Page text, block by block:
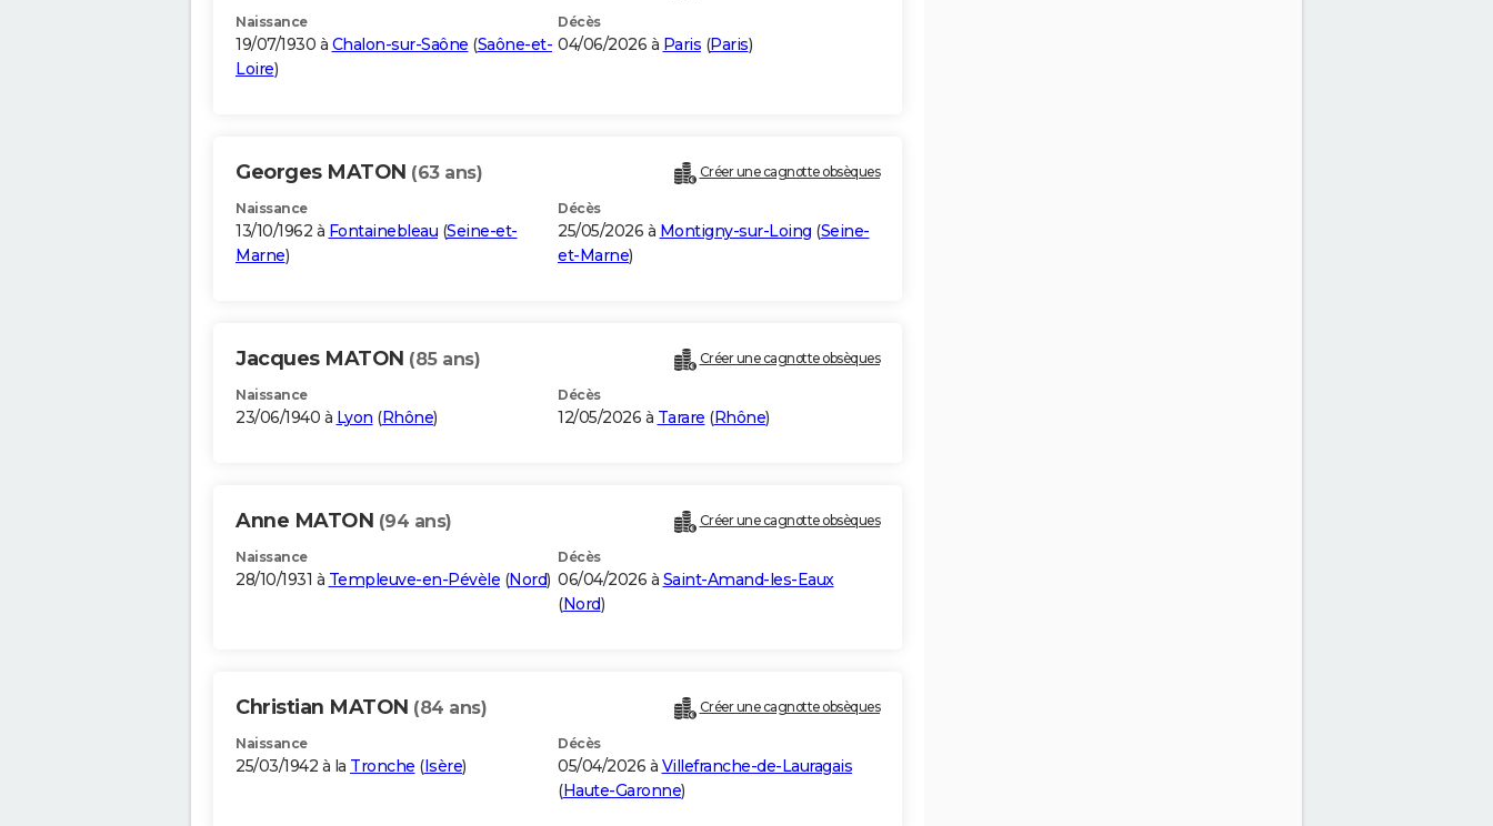
Naissance
19/07/1930 à Chalon-sur-Saône (Saône-et-
Loire)
Décès
04/06/2026 à Paris (Paris)
Georges MATON (63 ans) Créer une cagnotte obsèques
Naissance
13/10/1962 à Fontainebleau (Seine-et-
Marne)
Décès
25/05/2026 à Montigny-sur-Loing (Seine-
et-Marne)
Jacques MATON (85 ans) Créer une cagnotte obsèques
Naissance
23/06/1940 à Lyon (Rhône)
Décès
12/05/2026 à Tarare (Rhône)
Anne MATON (94 ans) Créer une cagnotte obsèques
Naissance
28/10/1931 à Templeuve-en-Pévèle (Nord)
Décès
06/04/2026 à Saint-Amand-les-Eaux
(Nord)
Christian MATON (84 ans) Créer une cagnotte obsèques
Naissance
25/03/1942 à la Tronche (Isère)
Décès
05/04/2026 à Villefranche-de-Lauragais
(Haute-Garonne)